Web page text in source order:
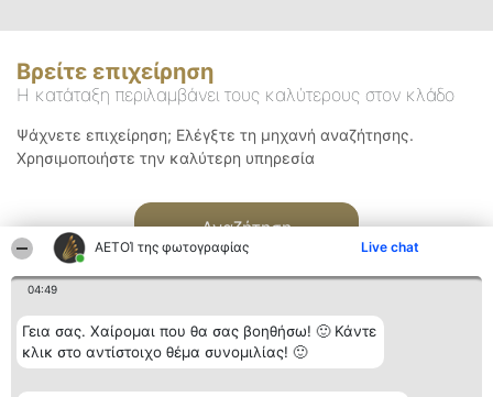
ΑΕΤΟΊ της φωτογραφίας Live chat
04:49
Γεια σας. Χαίρομαι που θα σας βοηθήσω! 🙂 Κάντε
κλικ στο αντίστοιχο θέμα συνομιλίας! 🙂
Βρείτε επιχείρηση
Η κατάταξη περιλαμβάνει τους καλύτερους στον κλάδο
Ψάχνετε επιχείρηση; Ελέγξτε τη μηχανή αναζήτησης.
Χρησιμοποιήστε την καλύτερη υπηρεσία
Αναζήτηση
Διοργανωτής της
Κατάταξη Επικοινωνία